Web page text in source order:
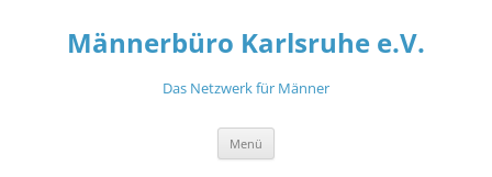
springenMännerbüro Karlsruhe e.V.
Das Netzwerk für Männer
Menü